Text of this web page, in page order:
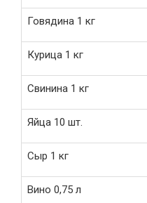
Говядина 1 кг
Курица 1 кг
Свинина 1 кг
Яйца 10 шт.
Сыр 1 кг
Вино 0,75 л